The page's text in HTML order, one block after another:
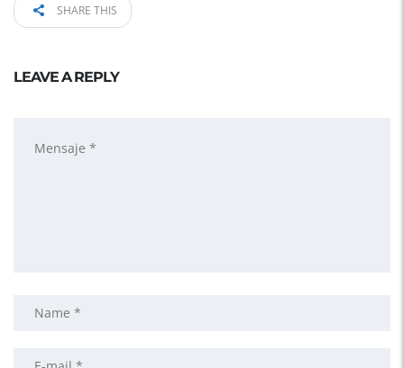
SHARE THIS
LEAVE A REPLY